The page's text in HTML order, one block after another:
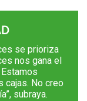
se prioriza
nos gana el
cajas. No creo
subraya.